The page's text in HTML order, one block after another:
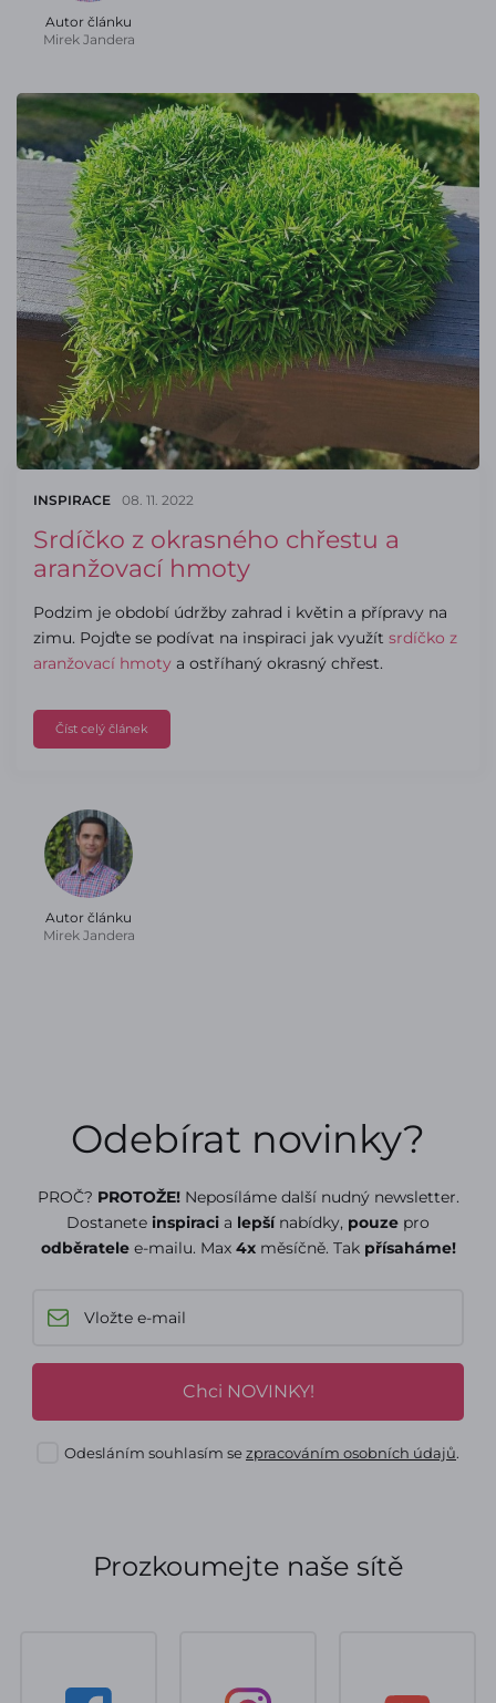
Autor článku
Mirek Jandera
INSPIRACE 08. 11. 2022
Srdíčko z okrasného chřestu a
aranžovací hmoty
Podzim je období údržby zahrad i květin a přípravy na
zimu. Pojďte se podívat na inspiraci jak využít srdíčko z
aranžovací hmoty a ostříhaný okrasný chřest.
Číst celý článek
Autor článku
Mirek Jandera
Odebírat novinky?
PROČ? PROTOŽE! Neposíláme další nudný newsletter.
Dostanete inspiraci a lepšínabídky, pouze pro
odběratelee-mailu. Max 4xměsíčně. Tak přísaháme!
Chci NOVINKY!
Odesláním souhlasím sezpracováním osobních údajů.
Prozkoumejte naše sítě